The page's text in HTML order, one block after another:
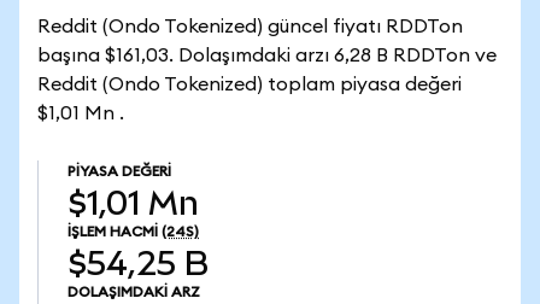
Reddit (Ondo Tokenized) güncel fiyatı RDDTon
başına $161,03. Dolaşımdaki arzı 6,28 B RDDTon ve
Reddit (Ondo Tokenized) toplam piyasa değeri
$1,01 Mn .
PIYASA DEĞERI
$1,01 Mn
İŞLEM HACMI (24S)
$54,25 B
DOLAŞIMDAKI ARZ